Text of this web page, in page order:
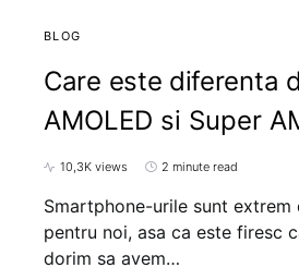
BLOG
Care este diferenta
AMOLED si Super
10,3K views 2 minute read
Smartphone-urile sunt
pentru noi, asa ca este firesc
dorim sa avem…